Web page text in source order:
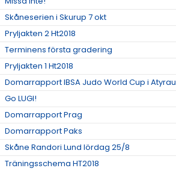
Skåneserien i Skurup 7 okt
Pryljakten 2 Ht2018
Terminens första gradering
Pryljakten 1 Ht2018
Domarrapport IBSA Judo World Cup i Atyrau
Go LUGI!
Domarrapport Prag
Domarrapport Paks
Skåne Randori Lund lördag 25/8
Träningsschema HT2018